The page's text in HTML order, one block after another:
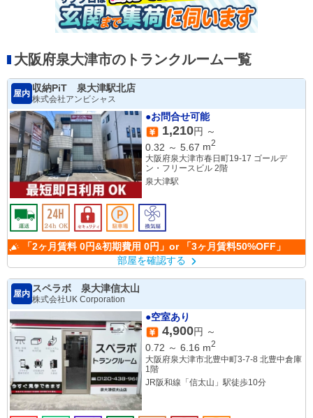
大阪府泉大津市のトランクルーム一覧
屋内
収納PiT 泉大津駅北店
株式会社アンビシャス
●お問合せ可能
1,210円 ～
0.32 ～ 5.67 m2
大阪府泉大津市春日町19-17 ゴールデ
ン・フリースビル 2階
泉大津駅
「2ヶ月賃料 0円&初期費用 0円」or 「3ヶ月賃料50%OFF」
部屋を確認する
屋内
スペラボ 泉大津信太山
株式会社UK Corporation
●空室あり
4,900円 ～
0.72 ～ 6.16 m2
大阪府泉大津市北豊中町3-7-8 北豊中倉庫
1階
JR阪和線「信太山」駅徒歩10分